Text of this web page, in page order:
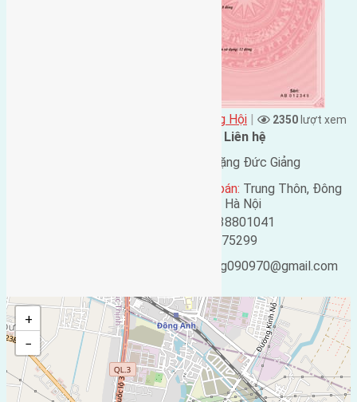
Xã Đông Hội | 2350 lượt xem
Liên hệ
Đặng Đức Giảng
Địa chỉ người bán: Trung Thôn, Đông
Hội, Đông Anh, Hà Nội
0438801041
0916175299
ducgiang090970@gmail.com
+
−